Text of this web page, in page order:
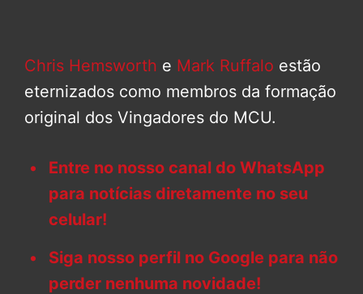
Chris Hemsworth e Mark Ruffalo estão
eternizados como membros da formação
original dos Vingadores do MCU.
Entre no nosso canal do WhatsApp
para notícias diretamente no seu
celular!
Siga nosso perfil no Google para não
perder nenhuma novidade!